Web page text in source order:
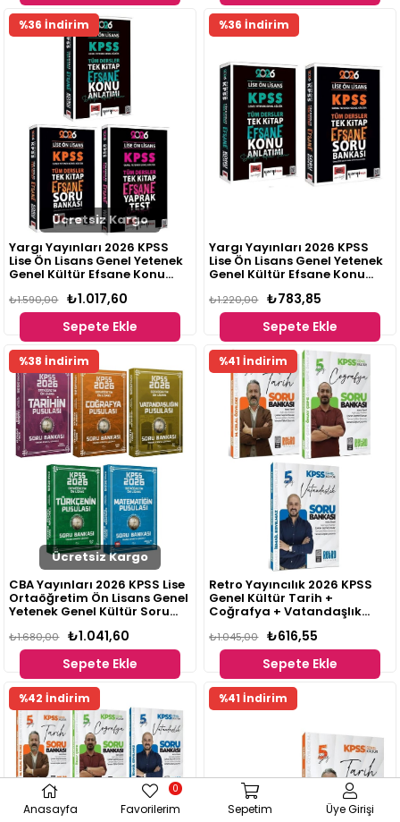
Ücretsiz Kargo
Yargı Yayınları 2026 KPSS
Lise Ön Lisans Genel Yetenek
Genel Kültür Efsane Konu
Yaprak Test 3'lü Set
₺1.017,60
₺1.590,00
Sepete Ekle
%36 İndirim
Yargı Yayınları 2026 KPSS
Lise Ön Lisans Genel Yetenek
Genel Kültür Efsane Konu
Set ₺783,85
₺1.220,00
Sepete Ekle
%36 İndirim
Ücretsiz Kargo
CBA Yayınları 2026 KPSS Lise
Ortaöğretim Ön Lisans Genel
Yetenek Genel Kültür Soru
₺1.041,60
₺1.680,00
Sepete Ekle
%38 İndirim
Retro Yayıncılık 2026 KPSS
Genel Kültür Tarih +
Coğrafya + Vatandaşlık
5Yüz 3'lü Soru Bankası
₺616,55
₺1.045,00
Sepete Ekle
%41 İndirim
%42 İndirim %41 İndirim
Anasayfa Favorilerim
0
Sepetim Üye Girişi